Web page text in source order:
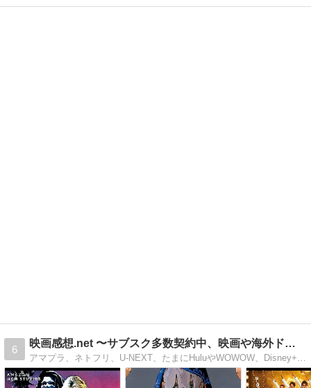
6
映画感想.net 〜サブスク多数契約中、映画や海外ドラマ紹介